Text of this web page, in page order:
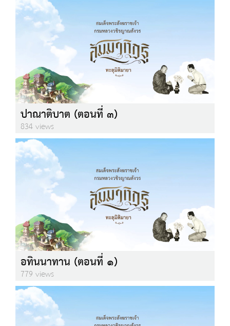
ปาณาติบาต (ตอนที่ ๓)
834 views
อทินนาทาน (ตอนที่ ๑)
779 views